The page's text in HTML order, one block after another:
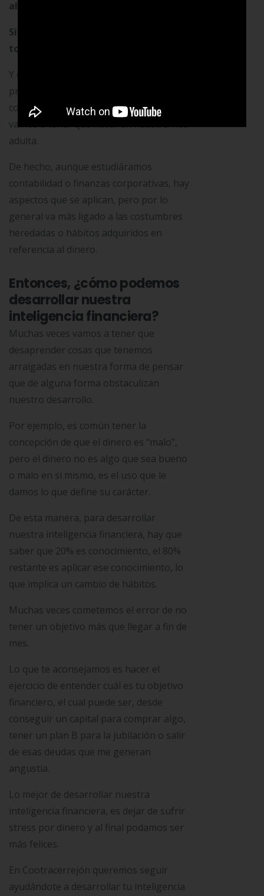
alto grado de inteligencia financiera.
Si no fue así, lo importante es que
tomes consciencia de ello.
Y es que la educación formal aún no nos
prepara para interactuar con el dinero,
cosa que en menor o mayor medida
vamos a tener que hacer en nuestra vida
adulta.
De hecho, aunque estudiáramos
contabilidad o finanzas corporativas, hay
aspectos que se aplican, pero por lo
general va más ligado a las costumbres
heredadas o hábitos adquiridos en
referencia al dinero.
Entonces, ¿cómo podemos
desarrollar nuestra
inteligencia financiera?
Muchas veces vamos a tener que
desaprender cosas que tenemos
arraigadas en nuestra forma de pensar
que de alguna forma obstaculizan
nuestro desarrollo.
Por ejemplo, es común tener la
concepción de que el dinero es “malo”,
pero el dinero no es algo que sea bueno
o malo en sí mismo, es el uso que le
damos lo que define su carácter.
De esta manera, para desarrollar
nuestra inteligencia financiera, hay que
saber que 20% es conocimiento, el 80%
restante es aplicar ese conocimiento, lo
que implica un cambio de hábitos.
Muchas veces cometemos el error de no
tener un objetivo más que llegar a fin de
mes.
Lo que te aconsejamos es hacer el
ejercicio de entender cuál es tu objetivo
financiero, el cual puede ser, desde
conseguir un capital para comprar algo,
tener un plan B para la jubilación o salir
de esas deudas que me generan
angustia.
Lo mejor de desarrollar nuestra
inteligencia financiera, es dejar de sufrir
stress por dinero y al final podamos ser
más felices.
En Cootracerrejón queremos seguir
ayudándote a desarrollar tu inteligencia